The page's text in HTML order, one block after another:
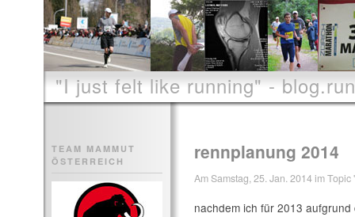
"I just felt like running" -
TEAM MAMMUT
ÖSTERREICH
rennplanung 2014
Am Samstag, 25. Jan. 2014 im Topic '
nachdem ich für 2013